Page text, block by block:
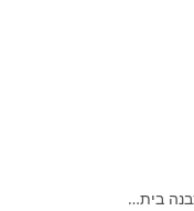
דוד
בית…